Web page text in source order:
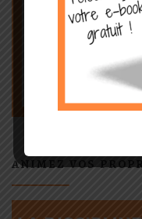
ANIMEZ VOS